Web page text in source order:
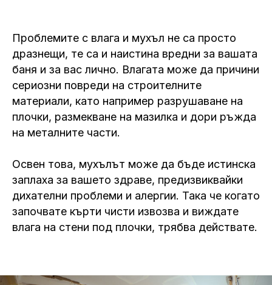
Проблемите с влага и мухъл не са просто
дразнещи, те са и наистина вредни за вашата
баня и за вас лично. Влагата може да причини
сериозни повреди на строителните
материали, като например разрушаване на
плочки, размекване на мазилка и дори ръжда
на металните части.
Освен това, мухълът може да бъде истинска
заплаха за вашето здраве, предизвиквайки
дихателни проблеми и алергии. Така че когато
започвате кърти чисти извозва и виждате
влага на стени под плочки, трябва действате.